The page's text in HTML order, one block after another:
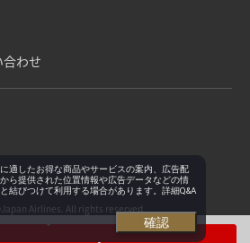
わせ
Airlines. All rights reserved.
適したお得な商品やサービスの案内、広告配
ら提供された位置情報や広告データなどの情
結びつけて利用する場合があります。詳細Q&A
確認